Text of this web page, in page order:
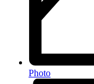
Photo